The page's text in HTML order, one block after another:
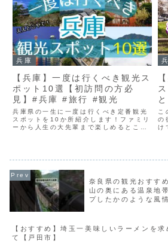
兵庫
【兵庫】一度は行くべき観光ス
ポット10選【初訪問の方必
見】#兵庫 #旅行 #観光
兵庫県の一生に一度は行くべき定番観光
スポットを10か所紹介します！ファミリ
ーから人生の大先輩まで楽しめるところ
こ
の
け
奈良県の観光おすす
山の奥にある温泉地
プしたかのような風
【おすすめ】埼玉一美味しいラーメンを求
て【戸田市】